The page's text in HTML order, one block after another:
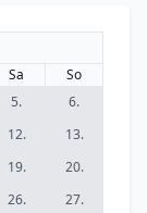
Sa
So
5.
6.
12.
13.
19.
20.
26.
27.